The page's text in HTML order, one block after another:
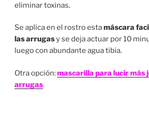
eliminar toxinas.
Se aplica en el rostro estamáscara
las arrugasy se deja actuar por 10
luego con abundante agua tibia.
Otra opción:mascarilla para lucir más
arrugas